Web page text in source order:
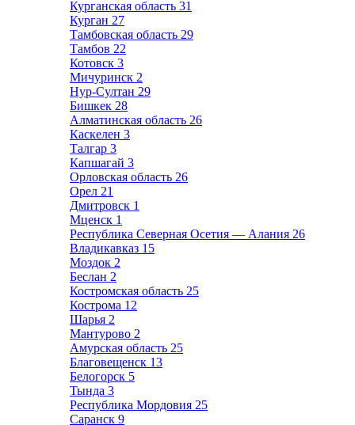
Курганская область 31
Курган 27
Тамбовская область 29
Тамбов 22
Котовск 3
Мичуринск 2
Нур-Султан 29
Бишкек 28
Алматинская область 26
Каскелен 3
Талгар 3
Капшагай 3
Орловская область 26
Орел 21
Дмитровск 1
Мценск 1
Республика Северная Осетия — Алания 26
Владикавказ 15
Моздок 2
Беслан 2
Костромская область 25
Кострома 12
Шарья 2
Мантурово 2
Амурская область 25
Благовещенск 13
Белогорск 5
Тында 3
Республика Мордовия 25
Саранск 9